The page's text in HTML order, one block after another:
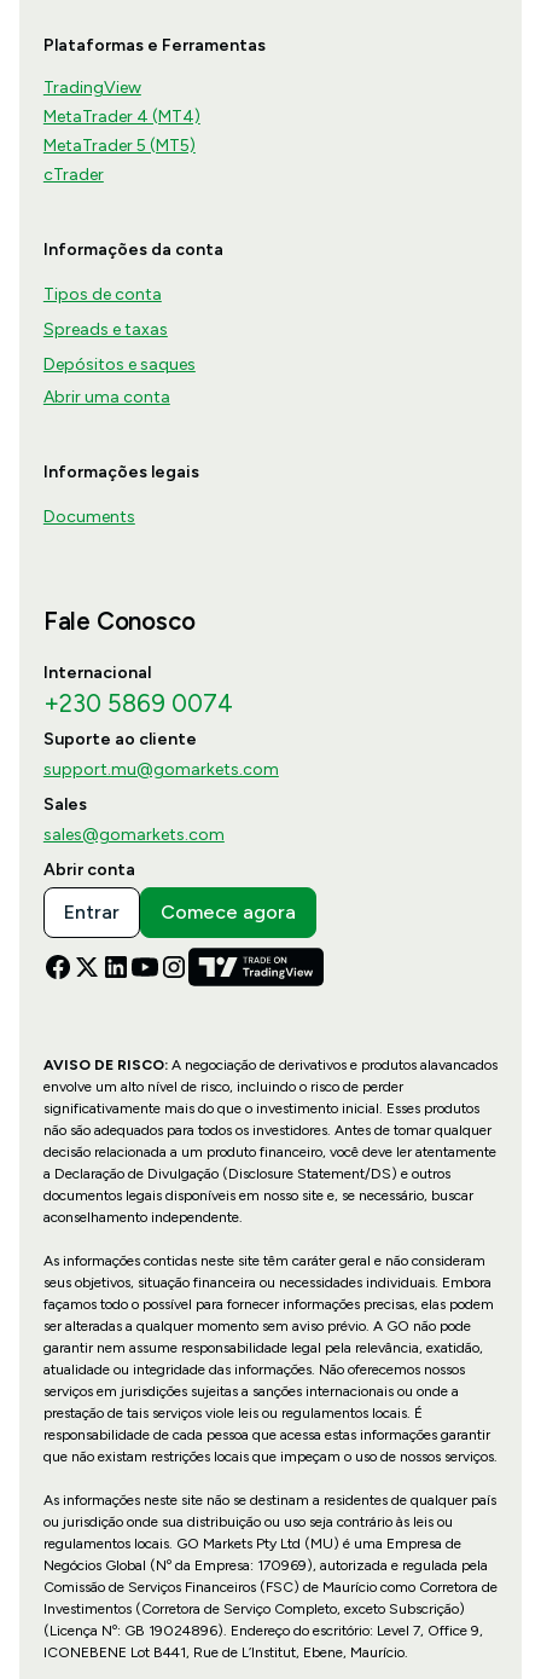
Plataformas e Ferramentas
TradingView
MetaTrader 4 (MT4)
MetaTrader 5 (MT5)
cTrader
Informações da conta
Tipos de conta
Spreads e taxas
Depósitos e saques
Abrir uma conta
Informações legais
Documents
Fale Conosco
Internacional
+230 5869 0074
Suporte ao cliente
support.mu@gomarkets.com
Sales
sales@gomarkets.com
Abrir conta
Entrar Comece agora
AVISO DE RISCO:A negociação de derivativos e produtos alavancados
envolve um alto nível de risco, incluindo o risco de perder
significativamente mais do que o investimento inicial. Esses produtos
não são adequados para todos os investidores. Antes de tomar qualquer
decisão relacionada a um produto financeiro, você deve ler atentamente
a Declaração de Divulgação (Disclosure Statement/DS) e outros
documentos legais disponíveis em nosso site e, se necessário, buscar
aconselhamento independente.
As informações contidas neste site têm caráter geral e não consideram
seus objetivos, situação financeira ou necessidades individuais. Embora
façamos todo o possível para fornecer informações precisas, elas podem
ser alteradas a qualquer momento sem aviso prévio. A GO não pode
garantir nem assume responsabilidade legal pela relevância, exatidão,
atualidade ou integridade das informações. Não oferecemos nossos
serviços em jurisdições sujeitas a sanções internacionais ou onde a
prestação de tais serviços viole leis ou regulamentos locais. É
responsabilidade de cada pessoa que acessa estas informações garantir
que não existam restrições locais que impeçam o uso de nossos serviços.
As informações neste site não se destinam a residentes de qualquer país
ou jurisdição onde sua distribuição ou uso seja contrário às leis ou
regulamentos locais. GO Markets Pty Ltd (MU) é uma Empresa de
Negócios Global (Nº da Empresa: 170969), autorizada e regulada pela
Comissão de Serviços Financeiros (FSC) de Maurício como Corretora de
Investimentos (Corretora de Serviço Completo, exceto Subscrição)
(Licença Nº: GB 19024896). Endereço do escritório: Level 7, Office 9,
ICONEBENE Lot B441, Rue de L’Institut, Ebene, Maurício.